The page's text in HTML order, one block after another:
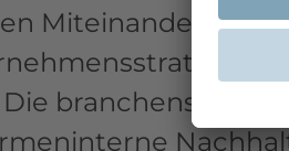
Miteinanders
Die